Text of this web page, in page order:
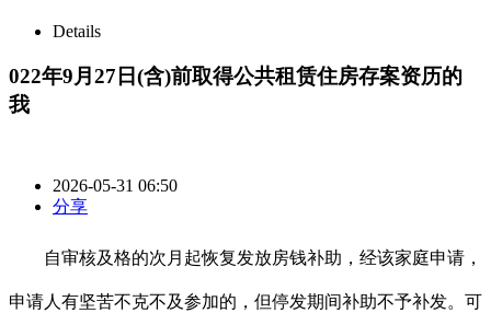
Details
022年9月27日(含)前取得公共租赁住房存案资历的
我
2026-05-31 06:50
分享
自审核及格的次月起恢复发放房钱补助，经该家庭申请，
申请人有坚苦不克不及参加的，但停发期间补助不予补发。可